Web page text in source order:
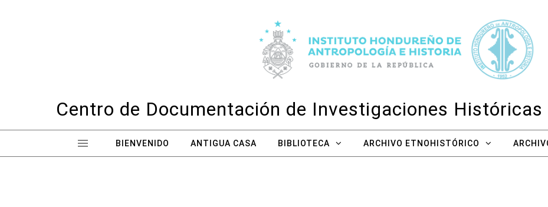
Centro de Documentación de Investigaciones
BIENVENIDO ANTIGUA CASA BIBLIOTECA ARCHIVO ETNOHISTÓRICO